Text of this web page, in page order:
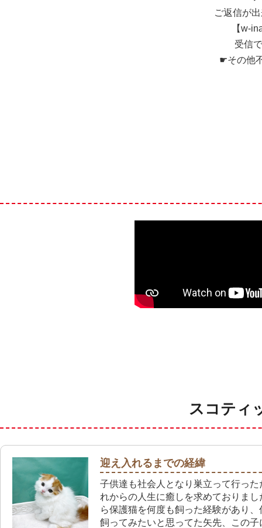
ご返信が
【w-
受信
☛その他
スコティ
迎え入れるまでの経緯
子供達も社会人となり巣立って行った
れからの人生に癒しを求めておりまし
ら保護猫を何度も飼った経験があり、
飼ってみたいと思ってた矢先、この子